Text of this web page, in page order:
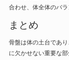
合わせ、体全体のバラ
まとめ
骨盤は体の土台であ
に欠かせない重要な部